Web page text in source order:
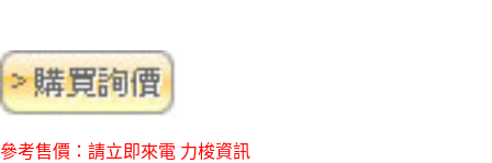
參考售價：請立即來電 力梭資訊